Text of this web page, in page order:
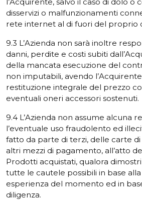
disservizi o malfunzionamenti
rete internet al di fuori del proprio
9.3 L’Azienda non sarà inoltre
danni, perdite e costi subiti
della mancata esecuzione del
non imputabili, avendo
restituzione integrale del prezzo
eventuali oneri accessori sostenuti.
9.4 L’Azienda non assume alcuna
l’eventuale uso fraudolento ed
fatto da parte di terzi, delle carte di
altri mezzi di pagamento, all’atto
Prodotti acquistati, qualora
tutte le cautele possibili in base
esperienza del momento ed in
diligenza.